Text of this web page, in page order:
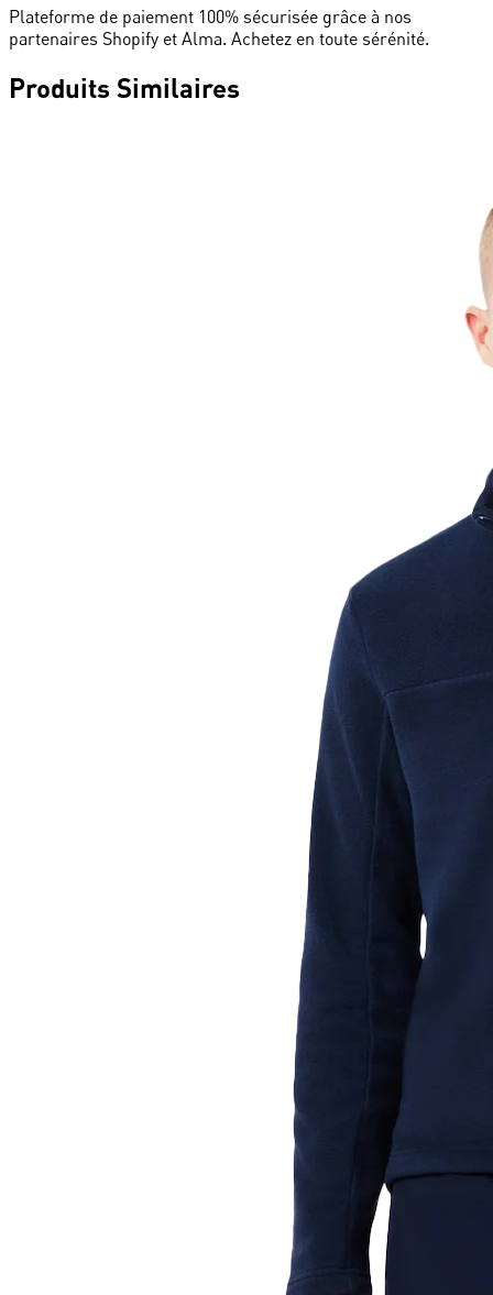
Plateforme de paiement 100% sécurisée grâce à nos
partenaires Shopify et Alma. Achetez en toute sérénité.
Produits Similaires